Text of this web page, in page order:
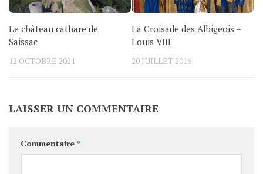
Le château cathare de
Saissac
12 OCTOBRE 2021
La Croisade des Albigeois –
Louis VIII
20 JUILLET 2016
LAISSER UN COMMENTAIRE
Commentaire *